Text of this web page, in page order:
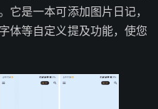
它是一本可添加图片日记，
体等自定义提及功能，使您